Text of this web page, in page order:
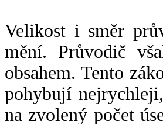
Velikost i směr
mění. Průvodič
obsahem. Tento
pohybují
na zvolený počet